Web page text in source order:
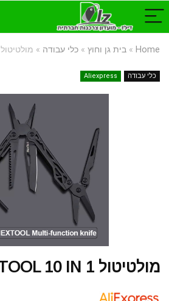
Home
» בית גן וחוץ » כלי עבודה » מולטיטול NEXTOOL 10 IN 1 שחור
כלי עבודה Aliexpress
מולטיטול NEXTOOL 10 IN 1 שחור